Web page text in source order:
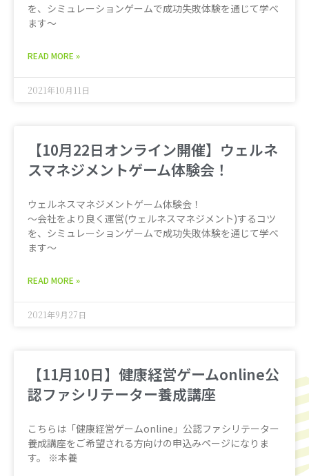
を、シミュレーションゲームで成功失敗体験を通じて学べ
ます〜
READ MORE »
2021年10月11日
【10月22日オンライン開催】ウェルネ
スマネジメントゲーム体験会！
ウェルネスマネジメントゲーム体験会！
〜会社をより良く運営(ウェルネスマネジメント)するコツ
を、シミュレーションゲームで成功失敗体験を通じて学べ
ます〜
READ MORE »
2021年9月27日
【11月10日】健康経営ゲームonline公
認ファシリテーター養成講座
こちらは「健康経営ゲームonline」公認ファシリテーター
養成講座をご希望される方向けの申込みページになりま
す。 ※本養